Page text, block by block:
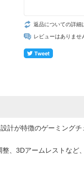
返品についての詳細
レビューはありませ
計が特徴のゲーミング
、3Dアームレストな